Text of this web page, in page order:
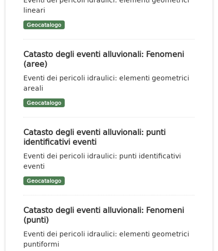
lineari
Geocatalogo
Catasto degli eventi alluvionali: Fenomeni
(aree)
Eventi dei pericoli idraulici: elementi geometrici
areali
Geocatalogo
Catasto degli eventi alluvionali: punti
identificativi eventi
Eventi dei pericoli idraulici: punti identificativi
eventi
Geocatalogo
Catasto degli eventi alluvionali: Fenomeni
(punti)
Eventi dei pericoli idraulici: elementi geometrici
puntiformi